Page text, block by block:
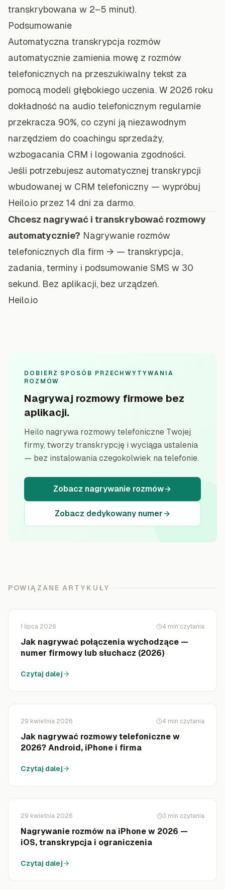
transkrybowana w 2–5 minut).
Podsumowanie
Automatyczna transkrypcja rozmów
automatycznie zamienia mowę z rozmów
telefonicznych na przeszukiwalny tekst za
pomocą modeli głębokiego uczenia. W 2026 roku
dokładność na audio telefonicznym regularnie
przekracza 90%, co czyni ją niezawodnym
narzędziem do coachingu sprzedaży,
wzbogacania CRM i logowania zgodności.
Jeśli potrzebujesz automatycznej transkrypcji
wbudowanej w CRM telefoniczny — wypróbuj
Heilo.io przez 14 dni za darmo.
Chcesz nagrywać i transkrybować rozmowy
automatycznie? Nagrywanie rozmów
telefonicznych dla firm → — transkrypcja,
zadania, terminy i podsumowanie SMS w 30
sekund. Bez aplikacji, bez urządzeń.
Heilo.io
DOBIERZ SPOSÓB PRZECHWYTYWANIA
ROZMÓW
Nagrywaj rozmowy firmowe bez
aplikacji.
Heilo nagrywa rozmowy telefoniczne Twojej
firmy, tworzy transkrypcję i wyciąga ustalenia
— bez instalowania czegokolwiek na telefonie.
Zobacz nagrywanie rozmów
Zobacz dedykowany numer
POWIĄZANE ARTYKUŁY
1 lipca 2026 4 min czytania
Jak nagrywać połączenia wychodzące —
numer firmowy lub słuchacz (2026)
Czytaj dalej
29 kwietnia 2026 4 min czytania
Jak nagrywać rozmowy telefoniczne w
2026? Android, iPhone i firma
Czytaj dalej
29 kwietnia 2026 3 min czytania
Nagrywanie rozmów na iPhone w 2026 —
iOS, transkrypcja i ograniczenia
Czytaj dalej